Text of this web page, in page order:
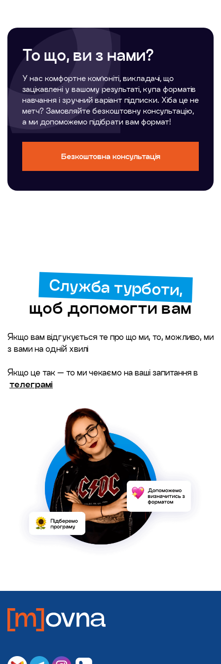
найвищі бали. Уся програма підготовки націлена на
назавжди
То що, ви з нами?
У нас комфортне ком’юніті, викладачі, що
зацікавлені у вашому результаті, купа форматів
навчання і зручний варіант підписки. Хіба це не
метч? Замовляйте безкоштовну консультацію,
а ми допоможемо підібрати вам формат!
Безкоштовна консультація
Служба турботи,
щоб допомогти вам
Якщо вам відгукується те про що ми, то, можливо, ми
з вами на одній хвилі
Якщо це так — то ми чекаємо на ваші запитання в
телеграмі